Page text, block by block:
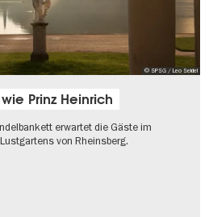
© SPSG / Leo Seidel
Prinz Heinrich
erwartet die Gäste im
von Rheinsberg.